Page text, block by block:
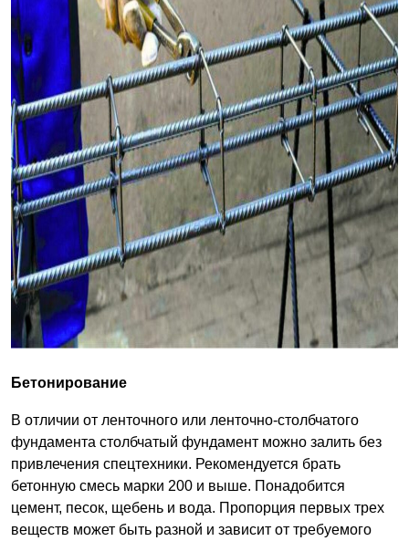
Бетонирование
В отличии от ленточного или ленточно-столбчатого
фундамента столбчатый фундамент можно залить без
привлечения спецтехники. Рекомендуется брать
бетонную смесь марки 200 и выше. Понадобится
цемент, песок, щебень и вода. Пропорция первых трех
веществ может быть разной и зависит от требуемого